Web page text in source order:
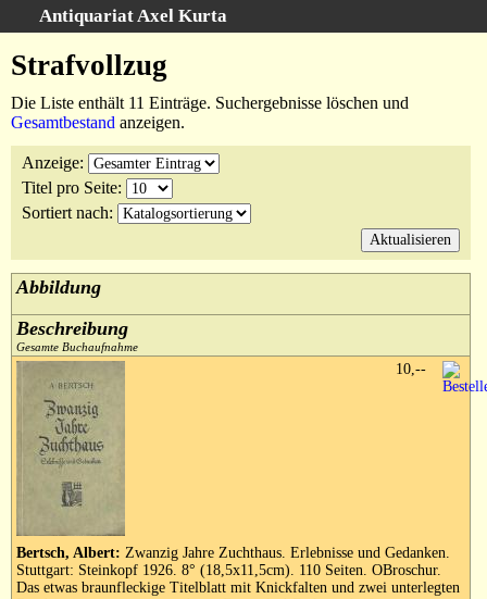
Antiquariat Axel Kurta
Suche
Sachgebiete
Schlagwörter
Kataloge
Warenkorb
Geschäftschronik
Strafvollzug
Die Liste enthält 11 Einträge. Suchergebnisse löschen und
Gesamtbestand anzeigen.
Anzeige:
Titel pro Seite:
Sortiert nach:
Abbildung
Beschreibung
Gesamte Buchaufnahme
Bertsch, Albert: Zwanzig Jahre Zuchthaus. Erlebnisse und Gedanken.
Stuttgart: Steinkopf 1926. 8° (18,5x11,5cm). 110 Seiten. OBroschur.
Das etwas braunfleckige Titelblatt mit Knickfalten und zwei unterlegten
10,--